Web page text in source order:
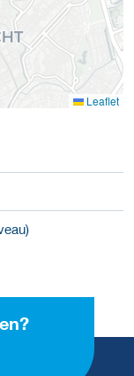
Leaflet